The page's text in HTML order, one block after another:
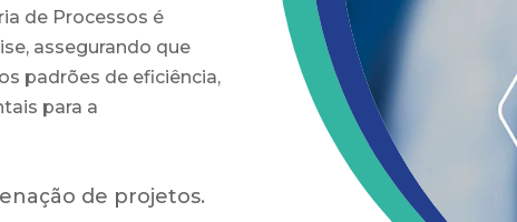
de Processos é
assegurando que
padrões de eficiência,
para a
de projetos.